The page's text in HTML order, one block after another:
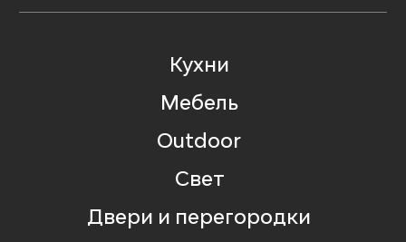
Кухни
Мебель
Outdoor
Свет
Двери и перегородки